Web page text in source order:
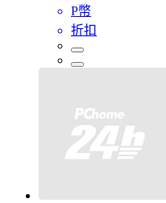
P幣
折扣